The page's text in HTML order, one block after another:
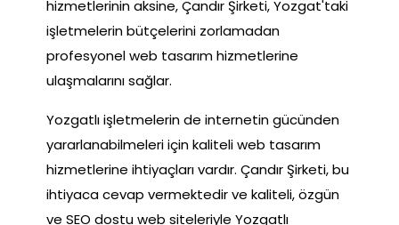
hizmetlerinin aksine, Çandır Şirketi, Yozgat'taki
işletmelerin bütçelerini zorlamadan
profesyonel web tasarım hizmetlerine
ulaşmalarını sağlar.
Yozgatlı işletmelerin de internetin gücünden
yararlanabilmeleri için kaliteli web tasarım
hizmetlerine ihtiyaçları vardır. Çandır Şirketi, bu
ihtiyaca cevap vermektedir ve kaliteli, özgün
ve SEO dostu web siteleriyle Yozgatlı